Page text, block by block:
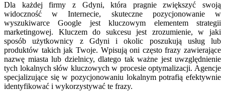
Dla każdej firmy z Gdyni, która pragnie zwiększyć swoją
widoczność w Internecie, skuteczne pozycjonowanie w
wyszukiwarce Google jest kluczowym elementem strategii
marketingowej. Kluczem do sukcesu jest zrozumienie, w jaki
sposób użytkownicy z Gdyni i okolic poszukują usług lub
produktów takich jak Twoje. Wpisują oni często frazy zawierające
nazwę miasta lub dzielnicy, dlatego tak ważne jest uwzględnienie
tych lokalnych słów kluczowych w procesie optymalizacji. Agencje
specjalizujące się w pozycjonowaniu lokalnym potrafią efektywnie
identyfikować i wykorzystywać te frazy.